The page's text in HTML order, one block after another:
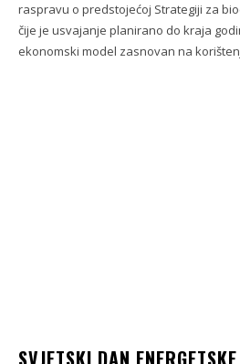
raspravu o predstojećoj Strategiji za
čije je usvajanje planirano do kraja
ekonomski model zasnovan na
SVJETSKI DAN